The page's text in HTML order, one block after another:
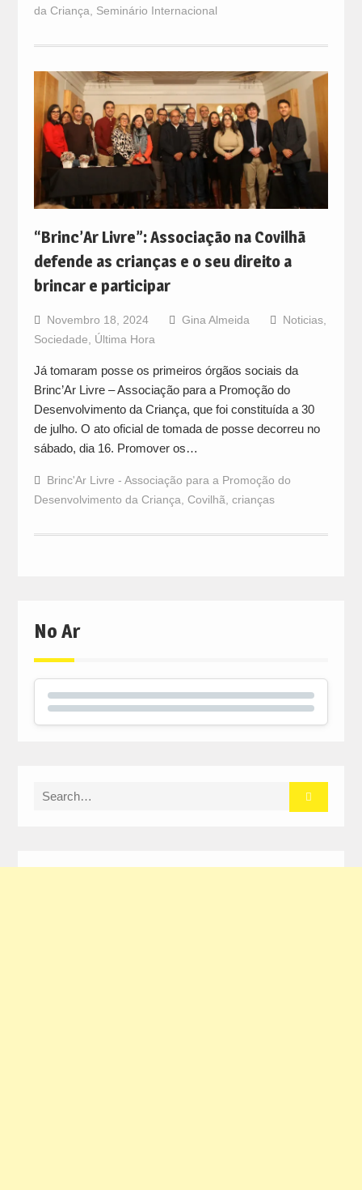
da Criança
Seminário Internacional
“Brinc’Ar Livre”: Associação na Covilhã
defende as crianças e o seu direito a
brincar e participar
Novembro 18, 2024 Gina Almeida Noticias,
Sociedade, Última Hora
Já tomaram posse os primeiros órgãos sociais da
Brinc’Ar Livre – Associação para a Promoção do
Desenvolvimento da Criança, que foi constituída a 30
de julho. O ato oficial de tomada de posse decorreu no
sábado, dia 16. Promover os…
Brinc'Ar Livre - Associação para a Promoção do
Desenvolvimento da Criança, Covilhã, crianças
No Ar
Search